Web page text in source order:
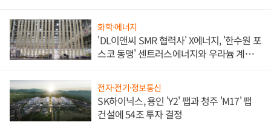
화학·에너지
'DL이앤씨 SMR 협력사' X에너지, '한수원 포
스코 동맹' 센트러스에너지와 우라늄 계약
전자·전기·정보통신
SK하이닉스, 용인 'Y2' 팹과 청주 'M17' 팹
건설에 54조 투자 결정